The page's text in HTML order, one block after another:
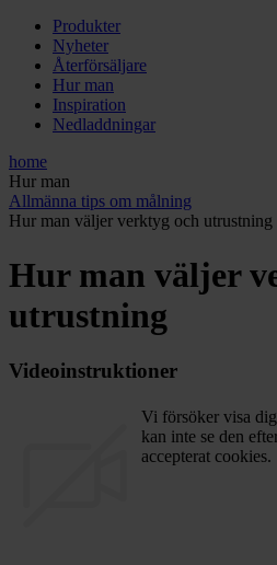
Produkter
Nyheter
Återförsäljare
Hur man
Inspiration
Nedladdningar
home
Hur man
Allmänna tips om målning
Hur man väljer verktyg och utrustning
Hur man väljer
utrustning
Videoinstruktioner
Vi försöker visa
kan inte se den
accepterat cookies.